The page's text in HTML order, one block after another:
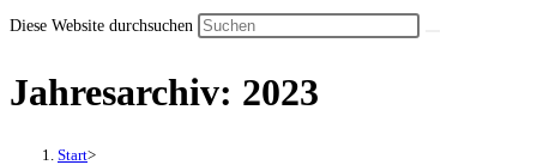
Diese Website durchsuchen
Jahresarchiv: 2023
Start>